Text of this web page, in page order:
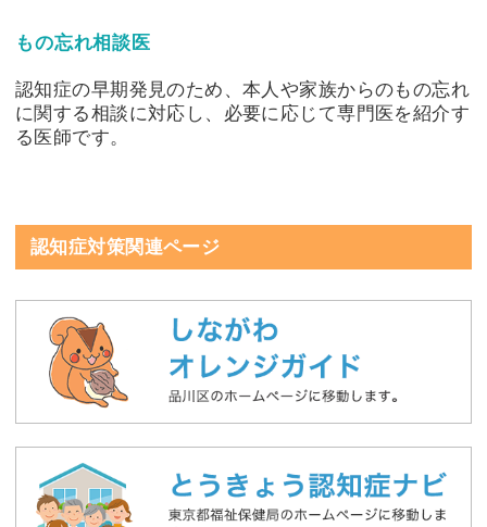
もの忘れ相談医
認知症の早期発見のため、本人や家族からのもの忘れ
に関する相談に対応し、必要に応じて専門医を紹介す
る医師です。
認知症対策関連ページ